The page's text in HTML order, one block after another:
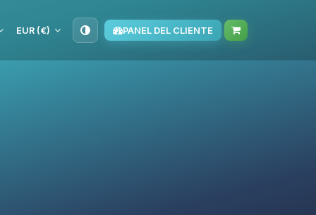
EUR (€) PANEL DEL CLIENTE